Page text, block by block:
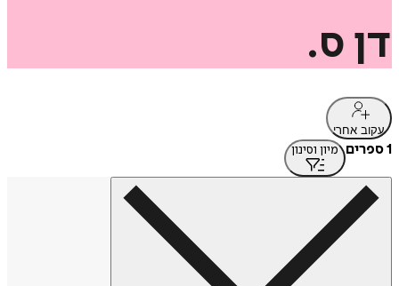
דן ס.
עקוב אחרי
1 ספרים מיון וסינון